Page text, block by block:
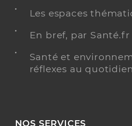
Les espaces
En bref, par Santé.fr
Santé et
réflexes au quotidien
NOS SERVICES